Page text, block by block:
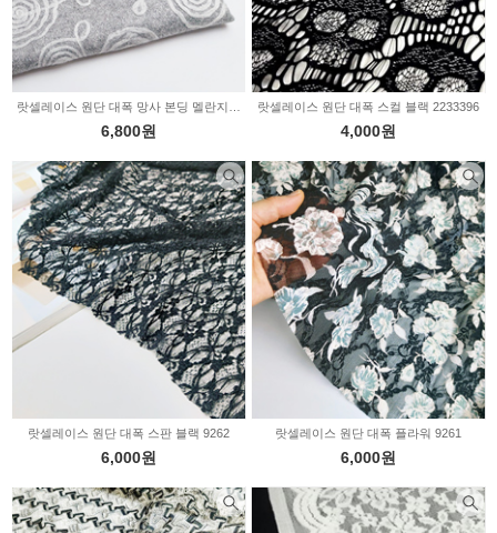
6,800원
랏셀레이스 원단 대폭 스컬 블랙 2233396
4,000원
랏셀레이스 원단 대폭 스판 블랙 9262
6,000원
랏셀레이스 원단 대폭 플라워 9261
6,000원